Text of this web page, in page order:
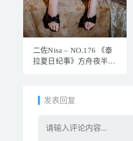
二佐Nisa – NO.176 《泰
拉夏日纪事》方舟夜半泳
发表回复